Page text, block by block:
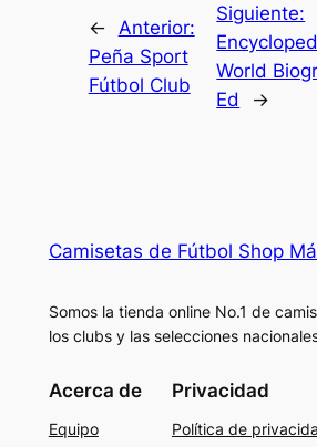
←
Anterior:
Peña Sport
Fútbol Club
Siguiente:
World
Ed
→
Camisetas de Fútbol Shop
Somos la tienda online No.1 de
los clubs y las selecciones
Acerca de
Equipo
Privacidad
Política de